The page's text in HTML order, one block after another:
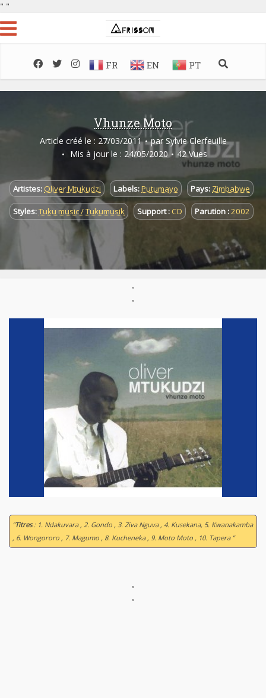
" "
FR EN PT
Vhunze Moto
Article créé le : 27/03/2011 par Sylvie Clerfeuille
Mis à jour le : 24/05/2020
42 Vues
Artistes: Oliver Mtukudzi Labels:Putumayo Pays: Zimbabwe
Styles:Tuku music / Tukumusik Support : CD Parution :2002
"
"
“Titres: 1. Ndakuvara , 2. Gondo , 3. Ziva Nguva , 4. Kusekana, 5. Kwanakamba
, 6. Wongororo , 7. Magumo , 8. Kucheneka , 9. Moto Moto , 10. Tapera ”
"
"